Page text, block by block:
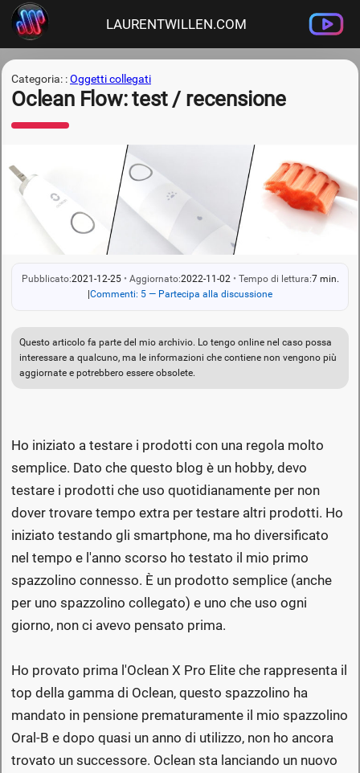
LAURENTWILLEN.COM
Categoria: :Oggetti collegati
Oclean Flow: test / recensione
Pubblicato:2021-12-25 • Aggiornato:2022-11-02 • Tempo di lettura:7 min.
Commenti: 5 — Partecipa alla discussione
Questo articolo fa parte del mio archivio. Lo tengo online nel caso possa
interessare a qualcuno, ma le informazioni che contiene non vengono più
aggiornate e potrebbero essere obsolete.
Ho iniziato a testare i prodotti con una regola molto
semplice. Dato che questo blog è un hobby, devo
testare i prodotti che uso quotidianamente per non
dover trovare tempo extra per testare altri prodotti. Ho
iniziato testando gli smartphone, ma ho diversificato
nel tempo e l'anno scorso ho testato il mio primo
spazzolino connesso. È un prodotto semplice (anche
per uno spazzolino collegato) e uno che uso ogni
giorno, non ci avevo pensato prima.
Ho provato prima l'Oclean X Pro Elite che rappresenta il
top della gamma di Oclean, questo spazzolino ha
mandato in pensione prematuramente il mio spazzolino
Oral-B e dopo quasi un anno di utilizzo, non ho ancora
trovato un successore. Oclean sta lanciando un nuovo